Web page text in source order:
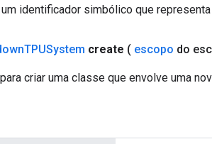
identificador simbólico que
TPUSystem create ( escopo do
criar uma classe que envolve uma